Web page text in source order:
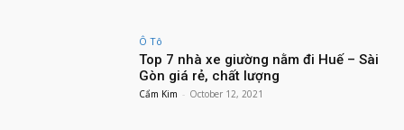
Ô Tô
Top 7 nhà xe giường nằm đi Huế – Sài
Gòn giá rẻ, chất lượng
Cẩm Kim - October 12, 2021